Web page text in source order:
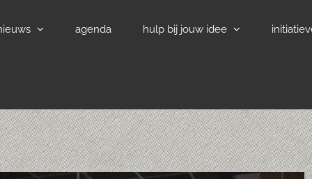
agenda hulp bij jouw idee